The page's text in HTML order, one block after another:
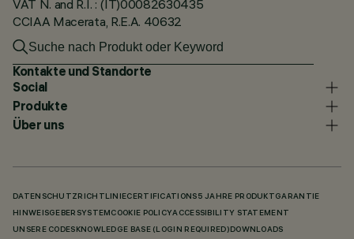
VAT N. and R.I. : (IT)00082630435
CCIAA Macerata, R.E.A. 40632
Kontakte und Standorte
Social
Produkte
Über uns
DATENSCHUTZRICHTLINIECERTIFICATIONS 5 JAHRE PRODUKTGARANTIE
HINWEISGEBERSYSTEM COOKIE POLICYACCESSIBILITY STATEMENT
UNSERE CODES KNOWLEDGE BASE (LOGIN REQUIRED) DOWNLOADS